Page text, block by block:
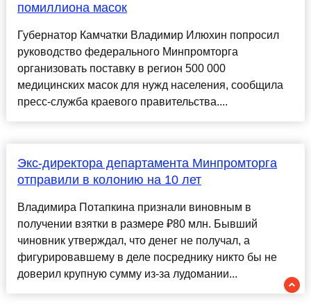
помиллиона масок
Губернатор Камчатки Владимир Илюхин попросил
руководство федерального Минпромторга
организовать поставку в регион 500 000
медицинских масок для нужд населения, сообщила
пресс-служба краевого правительства....
Экс-директора департамента Минпромторга
отправили в колонию на 10 лет
Владимира Потапкина признали виновным в
получении взятки в размере ₽80 млн. Бывший
чиновник утверждал, что денег не получал, а
фигурировавшему в деле посреднику никто бы не
доверил крупную сумму из-за лудомании...